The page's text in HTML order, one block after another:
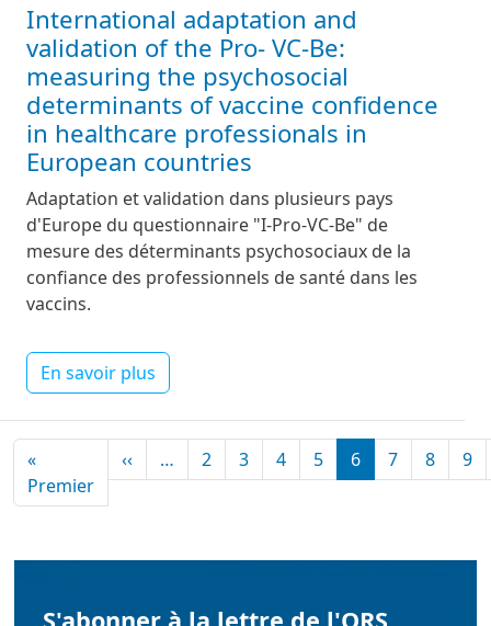
International adaptation and
validation of the Pro- VC-Be:
measuring the psychosocial
determinants of vaccine confidence
in healthcare professionals in
European countries
Adaptation et validation dans plusieurs pays
d'Europe du questionnaire "I-Pro-VC-Be" de
mesure des déterminants psychosociaux de la
confiance des professionnels de santé dans les
vaccins.
En savoir plus
Pagination
«
PremierPremière page
‹‹Page précédente
… 2 3 4 5 6 7 8 9
S'abonner à la lettre de l'ORS